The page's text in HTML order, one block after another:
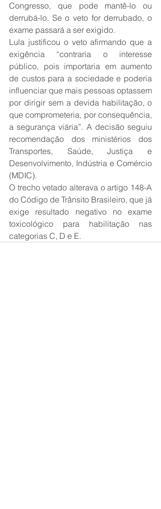
Congresso, que pode mantê-lo ou
derrubá-lo. Se o veto for derrubado, o
exame passará a ser exigido.
Lula justificou o veto afirmando que a
exigência “contraria o interesse
público, pois importaria em aumento
de custos para a sociedade e poderia
influenciar que mais pessoas optassem
por dirigir sem a devida habilitação, o
que comprometeria, por consequência,
a segurança viária”. A decisão seguiu
recomendação dos ministérios dos
Transportes, Saúde, Justiça e
Desenvolvimento, Indústria e Comércio
(MDIC).
O trecho vetado alterava o artigo 148-A
do Código de Trânsito Brasileiro, que já
exige resultado negativo no exame
toxicológico para habilitação nas
categorias C, D e E.